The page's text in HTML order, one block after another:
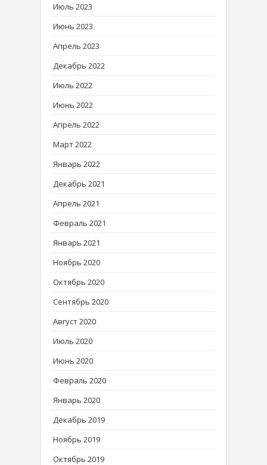
Июль 2023
Июнь 2023
Апрель 2023
Декабрь 2022
Июль 2022
Июнь 2022
Апрель 2022
Март 2022
Январь 2022
Декабрь 2021
Апрель 2021
Февраль 2021
Январь 2021
Ноябрь 2020
Октябрь 2020
Сентябрь 2020
Август 2020
Июль 2020
Июнь 2020
Февраль 2020
Январь 2020
Декабрь 2019
Ноябрь 2019
Октябрь 2019